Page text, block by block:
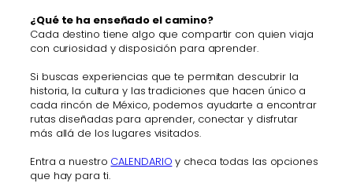
¿Qué te ha enseñado el camino?
Cada destino tiene algo que compartir con quien viaja
con curiosidad y disposición para aprender.
Si buscas experiencias que te permitan descubrir la
historia, la cultura y las tradiciones que hacen único a
cada rincón de México, podemos ayudarte a encontrar
rutas diseñadas para aprender, conectar y disfrutar
más allá de los lugares visitados.
Entra a nuestro CALENDARIO y checa todas las opciones
que hay para ti.